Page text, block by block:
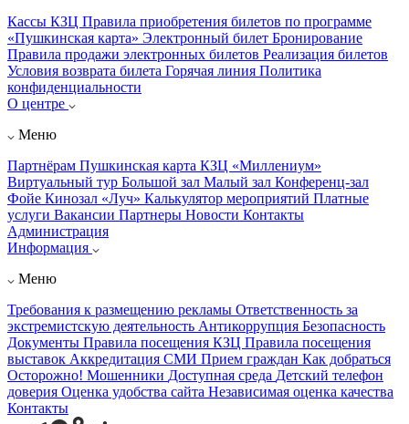
Кассы КЗЦ Правила приобретения билетов по программе
«Пушкинская карта» Электронный билет Бронирование
Правила продажи электронных билетов Реализация билетов
Условия возврата билета Горячая линия Политика
конфиденциальности
О центре
Меню
Партнёрам Пушкинская карта КЗЦ «Миллениум»
Виртуальный тур Большой зал Малый зал Конференц-зал
Фойе Кинозал «Луч» Калькулятор мероприятий Платные
услуги Вакансии Партнеры Новости Контакты
Администрация
Информация
Меню
Требования к размещению рекламы Ответственность за
экстремистскую деятельность Антикоррупция Безопасность
Документы Правила посещения КЗЦ Правила посещения
выставок Аккредитация СМИ Прием граждан Как добраться
Осторожно! Мошенники Доступная среда Детский телефон
доверия Оценка удобства сайта Независимая оценка качества
Контакты